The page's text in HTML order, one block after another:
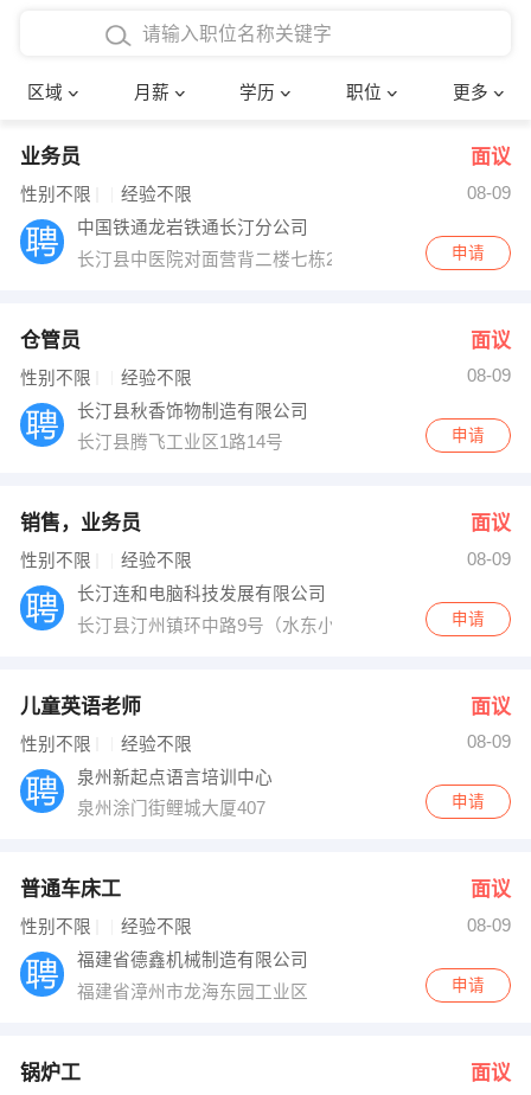
区域 月薪 学历 职位 更多
4000-5000元
8000-12000元
12000-20000元
博士
文员
财务会计
网络IT
快递员
收银员 技术员/工程师
出纳
编辑
跟单
其他职位
确定
业务员 面议
性别不限 经验不限
08-09
中国铁通龙岩铁通长汀分公司
长汀县中医院对面营背二楼七栋213
申请
仓管员 面议
性别不限 经验不限
08-09
长汀县秋香饰物制造有限公司
长汀县腾飞工业区1路14号
申请
销售，业务员 面议
性别不限 经验不限
08-09
长汀连和电脑科技发展有限公司
长汀县汀州镇环中路9号（水东小学旁、烟草酒店对面）
申请
儿童英语老师 面议
性别不限 经验不限
08-09
泉州新起点语言培训中心
泉州涂门街鲤城大厦407
申请
普通车床工 面议
性别不限 经验不限
08-09
福建省德鑫机械制造有限公司
福建省漳州市龙海东园工业区
申请
锅炉工 面议